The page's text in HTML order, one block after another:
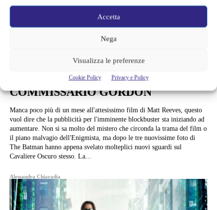
Accetta
Nega
Visualizza le preferenze
Cookie Policy Privacy e Policy
Cinema
THE BATMAN, LE NUOVE
IMMAGINI ANTICIPANO
L’AMICIZIA TRA BATMAN E IL
COMMISSARIO GORDON
Manca poco più di un mese all'attesissimo film di Matt Reeves, questo
vuol dire che la pubblicità per l'imminente blockbuster sta iniziando ad
aumentare. Non si sa molto del mistero che circonda la trama del film o
il piano malvagio dell'Enigmista, ma dopo le tre nuovissime foto di
The Batman hanno appena svelato molteplici nuovi sguardi sul
Cavaliere Oscuro stesso. La...
Alessandra Chiaradia